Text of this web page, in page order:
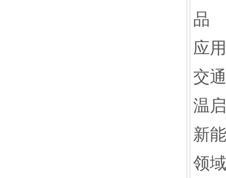
品
应
交
温
新
领域